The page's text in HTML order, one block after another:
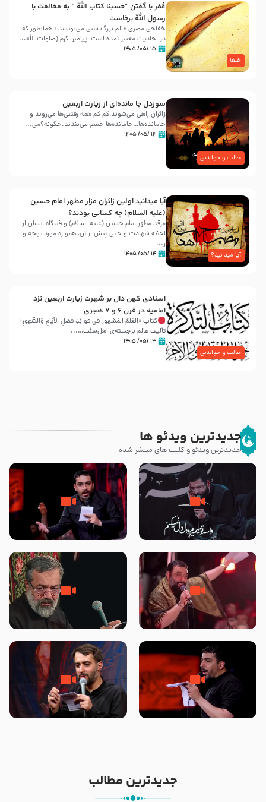
خلفا
عُمَر با گفتن “حسبنا كتاب اللّه ” به مخالفت با
رسول اللّه برخاست
خفاجی مصری عالم بزرگ سنی می‌نویسد : همانطور که
در احادیث معتبر آمده است، پیامبر اکرم (صلوات اللّه...
۱۵ /۰۵/ ۱۴۰۵
جالب و خواندنی
سوزدل جا مانده‌ای از زیارت اربعین
زائران راهی می‌شوند،کم‌ کم همه رفتنی‌ها می‌روند و
جامانده‌ها…جامانده‌ها چشم می‌بندند.چگونه؟می‌...
۱۴ /۰۵/ ۱۴۰۵
آیا میدانید؟
آیا میدانید اولین زائران مزار مطهر امام حسین
(علیه السلام) چه کسانی بودند؟
مرقد مطهر امام حسین (علیه السلام) و قتلگاه ایشان از
لحظه شهادت و حتی پیش از آن، همواره مورد توجه و
ز...
۱۴ /۰۵/ ۱۴۰۵
جالب و خواندنی
اسنادی کهن دال بر شهرت زیارت اربعین نزد
امامیه در قرن ۶ و ۷ هجری
کتاب «العَلَمُ المَشهور في فَوائِدِ فَضلِ الأيّامِ وَالشُّهورِ»
تألیف عالم برجسته‌ی اهل‌سنّت…...
۱۳ /۰۵/ ۱۴۰۵
جدیدترین ویدئو ها
جدیدترین ویدئو و کلیپ های منتشر شده
مصداق کربلا – حاج حسین سیب
سرخی
شور ، حسینا! به‌ حق زهرا «أُنْظُرْ
إِلَینا» – عزاداری شب هفتم ماه
جانا جانا ابی عبدالله – کربلایی جواد
مقدم – شب هشتم محرم 1448 –
مادر منم مثل تو خمیدم – حاج
محمود کریمی – شهادت حضرت
هیئت رایة العباس علیه السلام
تک ، عبّاس، صاحب دل‌هاست –
حاج حنیف طاهری – عزاداری شب
من غلام نوکراتم من عاشق کربلاتم
– شور زمینه – شب هفتم – محرم
جدیدترین مطالب